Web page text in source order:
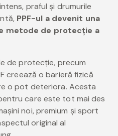
praful și drumurile
PPF-ul a devenit una
metode de protecție a
de protecție, precum
creează o barieră fizică
o pot deteriora. Acesta
care este tot mai des
noi, premium și sport
original al